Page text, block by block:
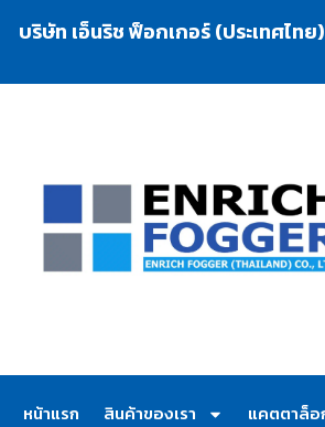
บริษัท เอ็นริช ฟ็อกเกอร์ (ประเทศไท
หน้าแรก สินค้าของเรา แคตตาล็อ